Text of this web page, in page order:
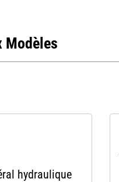
Modèles
hydraulique